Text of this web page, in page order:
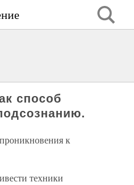
способ
к
техники